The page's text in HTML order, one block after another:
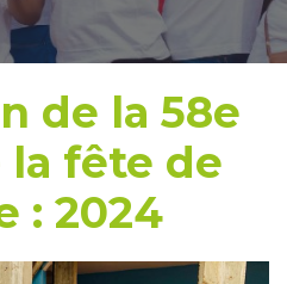
de la 58e
fête de
: 2024